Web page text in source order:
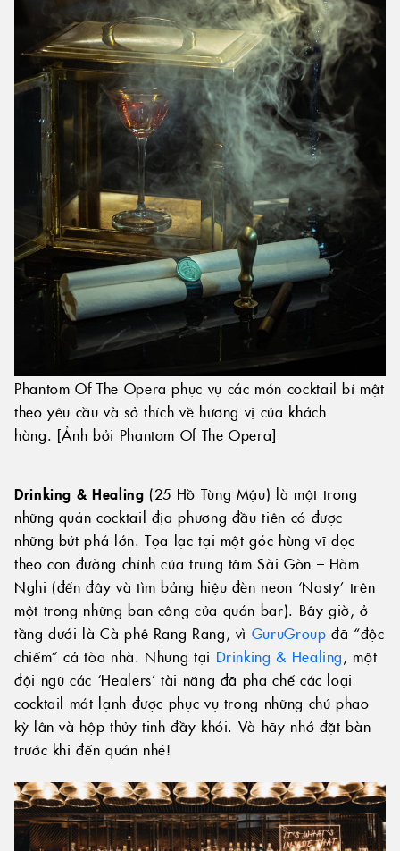
Phantom Of The Opera phục vụ các món cocktail bí mật
theo yêu cầu và sở thích về hương vị của khách
hàng. [Ảnh bởi Phantom Of The Opera]
Drinking & Healing (25 Hồ Tùng Mậu) là một trong
những quán cocktail địa phương đầu tiên có được
những bứt phá lớn. Tọa lạc tại một góc hùng vĩ dọc
theo con đường chính của trung tâm Sài Gòn – Hàm
Nghi (đến đây và tìm bảng hiệu đèn neon ‘Nasty’ trên
một trong những ban công của quán bar). Bây giờ, ở
tầng dưới là Cà phê Rang Rang, vì GuruGroup đã “độc
chiếm” cả tòa nhà. Nhưng tại Drinking & Healing, một
đội ngũ các ‘Healers’ tài năng đã pha chế các loại
cocktail mát lạnh được phục vụ trong những chú phao
kỳ lân và hộp thủy tinh đầy khói. Và hãy nhớ đặt bàn
trước khi đến quán nhé!